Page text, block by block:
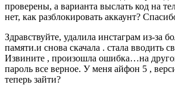
проверены, а варианта выслать код на
нет, как разблокировать аккаунт?
Здравствуйте, удалила инстаграм из-за
памяти.и снова скачала . стала вводить
Извините , произошла ошибка…на
пароль все верное. У меня айфон 5 ,
теперь зайти?